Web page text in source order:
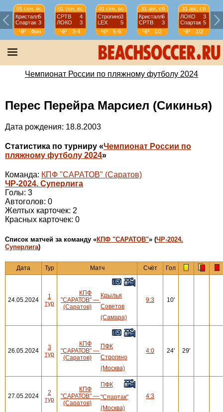
01 сен, вс
Кристалл5
Спартак 3
ЧР
Фин
01 сен, вс
СРТВ
4
ЛОКО
3
ЧР
3-4
01 сен, вс
Строгино3
LEX
5
ЧР
5-6
31 авг, сб
Кристалл6
СРТВ
3
ЧР
1/2
31 авг, сб
ЛОКО
3
Спартак 5
ЧР
1/2
Чемпионат России по пляжному футболу 2024
Перес Перейра Марсиел (Сикинья)
Дата рождения: 18.8.2003
Статистика по турниру «Чемпионат России по
пляжному футболу 2024»
Команда: КПФ "САРАТОВ" (Саратов)
ЧР-2024. Суперлига
Голы: 3
Автоголов: 0
Желтых карточек: 2
Красных карточек: 0
Cписок матчей за команду «КПФ "САРАТОВ"» (ЧР-2024.
Суперлига)
Дата Тур Матч Счёт Гол
24.05.2024
1
тур
КПФ
"САРАТОВ"
(Саратов)
—
Крылья
Советов
(Самара)
9:3 10'
26.05.2024
3
тур
КПФ
"САРАТОВ"
(Саратов)
—
ПФК
Строгино
(Москва)
4:0 24' 29'
27.05.2024
2
тур
КПФ
"САРАТОВ"
(Саратов)
—
ПФК
"Спартак"
(Москва)
4:3